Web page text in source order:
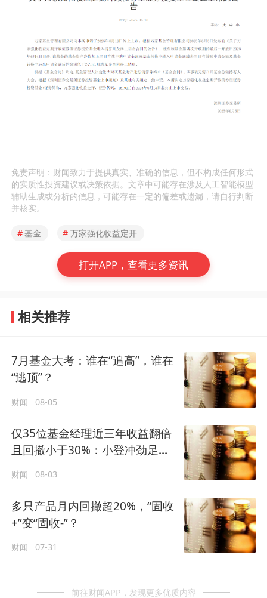
免责声明：财闻致力于提供真实、准确的信息，但不构成任何形式
的实质性投资建议或决策依据。文章中可能存在涉及人工智能模型
辅助生成或分析的信息，可能存在一定的偏差或遗漏，请自行判断
并核实。
#基金 # 万家强化收益定开
打开APP，查看更多资讯
相关推荐
7月基金大考：谁在“追高”，谁在
“逃顶”？
财闻 08-05
仅35位基金经理近三年收益翻倍
且回撤小于30%：小登冲劲足，
老登底盘稳？
财闻 08-03
多只产品月内回撤超20%，“固收
+”变“固收-”？
财闻 07-31
前往财闻APP，发现更多优质内容